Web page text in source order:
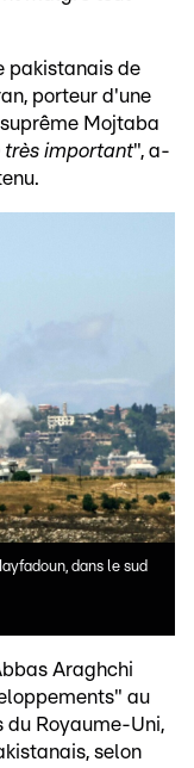
pakistanais de
porteur d'une
Mojtaba
très important", a-
dans le sud
Araghchi
au
du Royaume-Uni,
selon